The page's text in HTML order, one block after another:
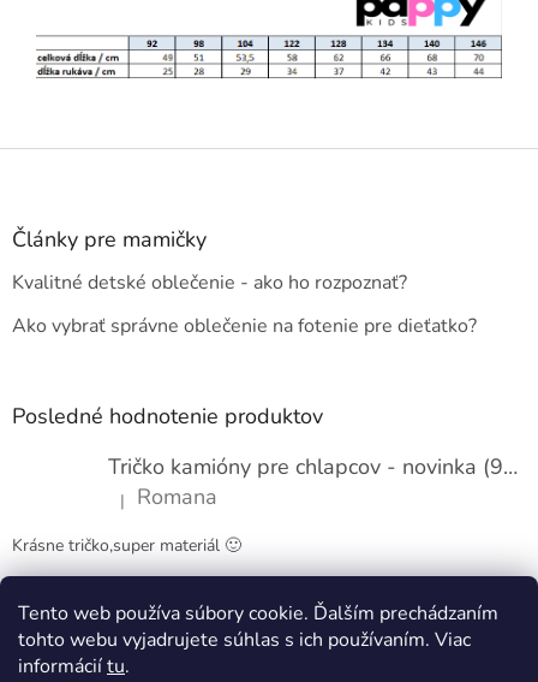
Tento web používa súbory cookie. Ďalším prechádzaním
tohto webu vyjadrujete súhlas s ich používaním. Viac
informáciítu.
Z
Články pre mamičky
Kvalitné detské oblečenie - ako ho rozpoznať?
Ako vybrať správne oblečenie na fotenie pre dieťatko?
Posledné hodnotenie produktov
Tričko kamióny pre chlapcov - novinka (98-134)
Hodnotenie produktu je 5 z 5 hviezdičiek.
| Romana
Krásne tričko,super materiál 🙂
Obchodné podmienky Kontakty